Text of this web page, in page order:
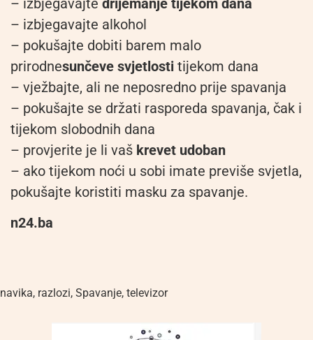
– izbjegavajte drijemanje tijekom dana
– izbjegavajte alkohol
– pokušajte dobiti barem malo
prirodnesunčeve svjetlosti tijekom dana
– vježbajte, ali ne neposredno prije spavanja
– pokušajte se držati rasporeda spavanja, čak i
tijekom slobodnih dana
– provjerite je li vaš krevet udoban
– ako tijekom noći u sobi imate previše svjetla,
pokušajte koristiti masku za spavanje.
n24.ba
navika, razlozi, Spavanje, televizor